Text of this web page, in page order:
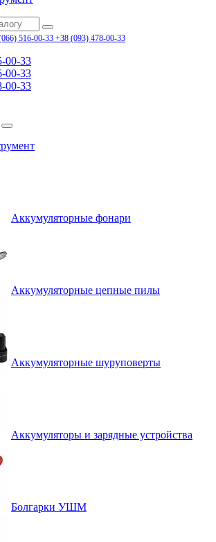
516-00-33 +38 (093) 478-00-33
00-33
00-33
00-33
Аккумуляторные фонари
Аккумуляторные цепные пилы
Аккумуляторные шуруповерты
Аккумуляторы и зарядные устройства
Болгарки УШМ